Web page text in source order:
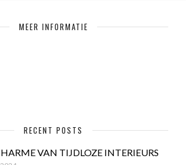
MEER INFORMATIE
RECENT POSTS
VAN TIJDLOZE INTERIEURS